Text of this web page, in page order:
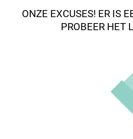
ONZE EXCUSES! ER IS
PROBEER HET